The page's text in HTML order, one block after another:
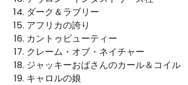
ダーク＆ラブリー
アフリカの誇り
カントゥビューティー
クレーム・オブ・ネイチャー
ジャッキーおばさんのカール＆コイル
キャロルの娘